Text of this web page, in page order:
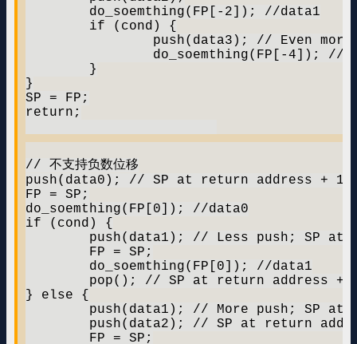
}
SP = FP;
return;
// 不支持负数位移
push(data0); // SP at return address + 1
FP = SP;
do_soemthing(FP[0]); //data0
if (cond) {
} else {